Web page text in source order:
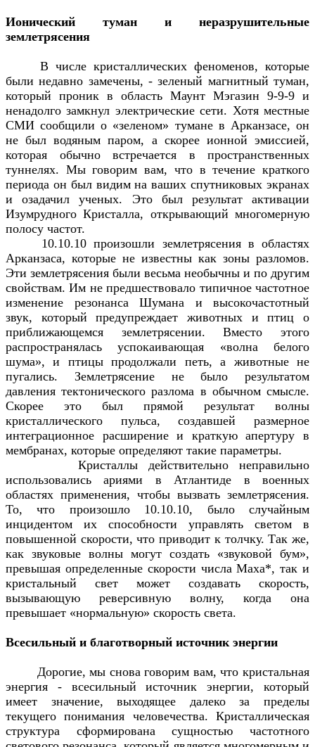
Ионический туман и неразрушительные
землетрясения
В числе кристаллических феноменов, которые
были недавно замечены, - зеленый магнитный туман,
который проник в область Маунт Мэгазин 9-9-9 и
ненадолго замкнул электрические сети. Хотя местные
СМИ сообщили о «зеленом» тумане в Арканзасе, он
не был водяным паром, а скорее ионной эмиссией,
которая обычно встречается в пространственных
туннелях. Мы говорим вам, что в течение краткого
периода он был видим на ваших спутниковых экранах
и озадачил ученых. Это был результат активации
Изумрудного Кристалла, открывающий многомерную
полосу частот.
10.10.10 произошли землетрясения в областях
Арканзаса, которые не известны как зоны разломов.
Эти землетрясения были весьма необычны и по другим
свойствам. Им не предшествовало типичное частотное
изменение резонанса Шумана и высокочастотный
звук, который предупреждает животных и птиц о
приближающемся землетрясении. Вместо этого
распространялась успокаивающая «волна белого
шума», и птицы продолжали петь, а животные не
пугались. Землетрясение не было результатом
давления тектонического разлома в обычном смысле.
Скорее это был прямой результат волны
кристаллического пульса, создавшей размерное
интеграционное расширение и краткую апертуру в
мембранах, которые определяют такие параметры.
Кристаллы действительно неправильно
использовались ариями в Атлантиде в военных
областях применения, чтобы вызвать землетрясения.
То, что произошло 10.10.10, было случайным
инцидентом их способности управлять светом в
повышенной скорости, что приводит к толчку. Так же,
как звуковые волны могут создать «звуковой бум»,
превышая определенные скорости числа Маха*, так и
кристальный свет может создавать скорость,
вызывающую реверсивную волну, когда она
превышает «нормальную» скорость света.
Всесильный и благотворный источник энергии
Дорогие, мы снова говорим вам, что кристальная
энергия - всесильный источник энергии, который
имеет значение, выходящее далеко за пределы
текущего понимания человечества. Кристаллическая
структура сформирована сущностью частотного